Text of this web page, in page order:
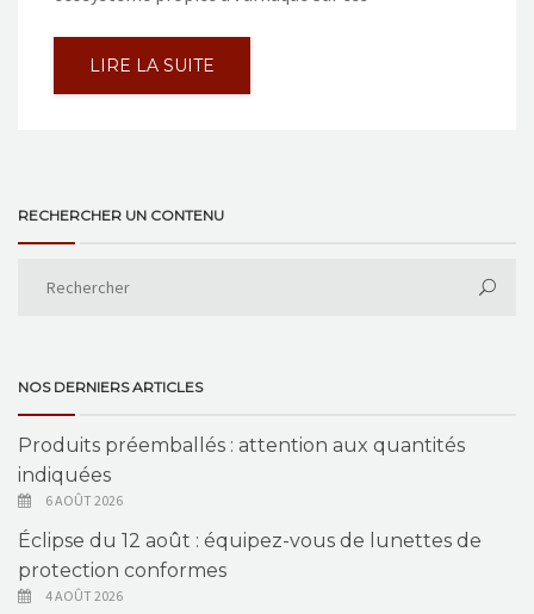
LIRE LA SUITE
RECHERCHER UN CONTENU
NOS DERNIERS ARTICLES
Produits préemballés : attention aux quantités
indiquées
6 AOÛT 2026
Éclipse du 12 août : équipez-vous de lunettes de
protection conformes
4 AOÛT 2026